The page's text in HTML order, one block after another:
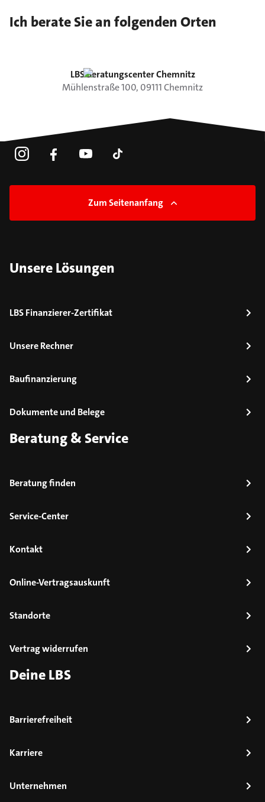
Ich berate Sie an folgenden Orten
LBS Beratungscenter Chemnitz
Mühlenstraße100, 09111Chemnitz
Zum Seitenanfang
Unsere Lösungen
LBS Finanzierer-Zertifikat
Unsere Rechner
Baufinanzierung
Dokumente und Belege
Beratung & Service
Beratung finden
Service-Center
Kontakt
Online-Vertragsauskunft
Standorte
Vertrag widerrufen
Deine LBS
Barrierefreiheit
Karriere
Unternehmen